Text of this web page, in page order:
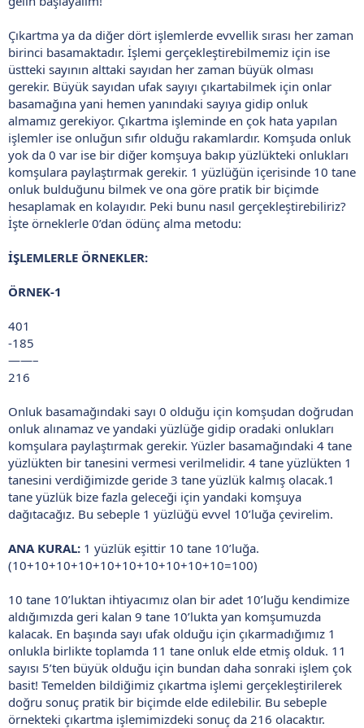
Çıkartma ya da diğer dört işlemlerde evvellik sırası her zaman
birinci basamaktadır. İşlemi gerçekleştirebilmemiz için ise
üstteki sayının alttaki sayıdan her zaman büyük olması
gerekir. Büyük sayıdan ufak sayıyı çıkartabilmek için onlar
basamağına yani hemen yanındaki sayıya gidip onluk
almamız gerekiyor. Çıkartma işleminde en çok hata yapılan
işlemler ise onluğun sıfır olduğu rakamlardır. Komşuda onluk
yok da 0 var ise bir diğer komşuya bakıp yüzlükteki onlukları
komşulara paylaştırmak gerekir. 1 yüzlüğün içerisinde 10 tane
onluk bulduğunu bilmek ve ona göre pratik bir biçimde
hesaplamak en kolayıdır. Peki bunu nasıl gerçekleştirebiliriz?
İşte örneklerle 0’dan ödünç alma metodu:
İŞLEMLERLE ÖRNEKLER:
ÖRNEK-1
401
-185
——–
216
Onluk basamağındaki sayı 0 olduğu için komşudan doğrudan
onluk alınamaz ve yandaki yüzlüğe gidip oradaki onlukları
komşulara paylaştırmak gerekir. Yüzler basamağındaki 4 tane
yüzlükten bir tanesini vermesi verilmelidir. 4 tane yüzlükten 1
tanesini verdiğimizde geride 3 tane yüzlük kalmış olacak.1
tane yüzlük bize fazla geleceği için yandaki komşuya
dağıtacağız. Bu sebeple 1 yüzlüğü evvel 10’luğa çevirelim.
ANA KURAL: 1 yüzlük eşittir 10 tane 10’luğa.
(10+10+10+10+10+10+10+10+10+10=100)
10 tane 10’luktan ihtiyacımız olan bir adet 10’luğu kendimize
aldığımızda geri kalan 9 tane 10’lukta yan komşumuzda
kalacak. En başında sayı ufak olduğu için çıkarmadığımız 1
onlukla birlikte toplamda 11 tane onluk elde etmiş olduk. 11
sayısı 5’ten büyük olduğu için bundan daha sonraki işlem çok
basit! Temelden bildiğimiz çıkartma işlemi gerçekleştirilerek
doğru sonuç pratik bir biçimde elde edilebilir. Bu sebeple
örnekteki çıkartma işlemimizdeki sonuç da 216 olacaktır.